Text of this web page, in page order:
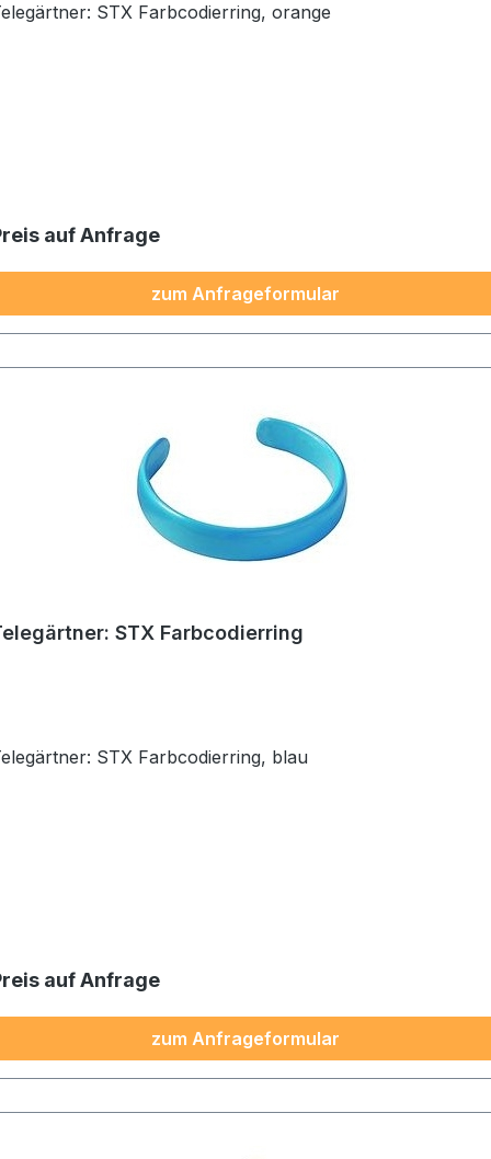
Telegärtner: STX Farbcodierring, orange
auf Anfrage
zum Anfrageformular
STX Farbcodierring
Telegärtner: STX Farbcodierring, blau
auf Anfrage
zum Anfrageformular